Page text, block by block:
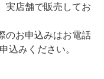
実店舗で販売してお
のお申込みはお電話
込みください。